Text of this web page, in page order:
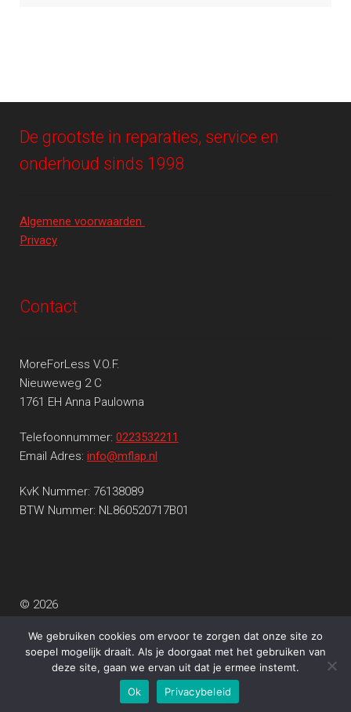
De grootste in reparaties, service en
onderhoud sinds 1998
Algemene voorwaarden
Privacy
Contact
MoreForLess V.O.F.
Nieuweweg 2 C
1761 EH Anna Paulowna
Telefoonnummer: 0223532211
Email Adres: info@mflap.nl
KvK Nummer: 76138089
BTW Nummer: NL860520717B01
© 2026
We gebruiken cookies om ervoor te zorgen dat onze site zo
soepel mogelijk draait. Als je doorgaat met het gebruiken van
deze site, gaan we ervan uit dat je ermee instemt.
Ok
Privacybeleid